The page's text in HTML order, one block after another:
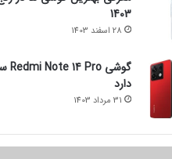
1403
28 اسفند 1403
دارد
31 مرداد 1403